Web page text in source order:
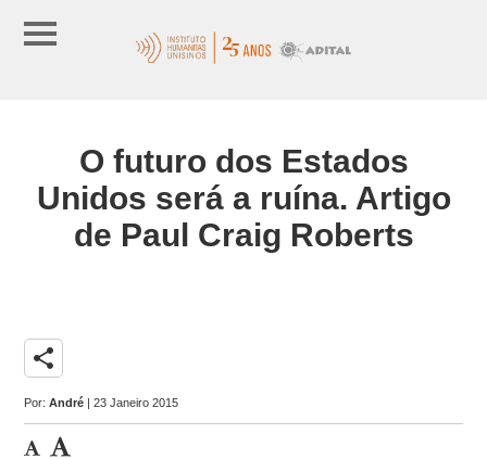
O futuro dos Estados
Unidos será a ruína. Artigo
de Paul Craig Roberts
share
Por:André | 23 Janeiro 2015